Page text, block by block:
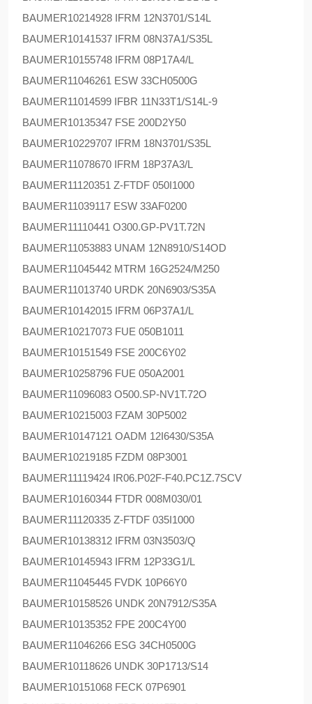
BAUMER10214928 IFRM 12N3701/S14L
BAUMER10141537 IFRM 08N37A1/S35L
BAUMER10155748 IFRM 08P17A4/L
BAUMER11046261 ESW 33CH0500G
BAUMER11014599 IFBR 11N33T1/S14L-9
BAUMER10135347 FSE 200D2Y50
BAUMER10229707 IFRM 18N3701/S35L
BAUMER11078670 IFRM 18P37A3/L
BAUMER11120351 Z-FTDF 050I1000
BAUMER11039117 ESW 33AF0200
BAUMER11110441 O300.GP-PV1T.72N
BAUMER11053883 UNAM 12N8910/S14OD
BAUMER11045442 MTRM 16G2524/M250
BAUMER11013740 URDK 20N6903/S35A
BAUMER10142015 IFRM 06P37A1/L
BAUMER10217073 FUE 050B1011
BAUMER10151549 FSE 200C6Y02
BAUMER10258796 FUE 050A2001
BAUMER11096083 O500.SP-NV1T.72O
BAUMER10215003 FZAM 30P5002
BAUMER10147121 OADM 12I6430/S35A
BAUMER10219185 FZDM 08P3001
BAUMER11119424 IR06.P02F-F40.PC1Z.7SCV
BAUMER10160344 FTDR 008M030/01
BAUMER11120335 Z-FTDF 035I1000
BAUMER10138312 IFRM 03N3503/Q
BAUMER10145943 IFRM 12P33G1/L
BAUMER11045445 FVDK 10P66Y0
BAUMER10158526 UNDK 20N7912/S35A
BAUMER10135352 FPE 200C4Y00
BAUMER11046266 ESG 34CH0500G
BAUMER10118626 UNDK 30P1713/S14
BAUMER10151068 FECK 07P6901